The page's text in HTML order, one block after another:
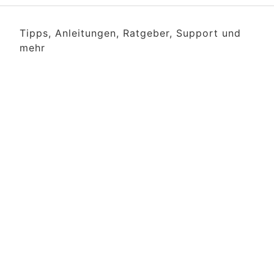
Tipps, Anleitungen, Ratgeber, Support und
mehr